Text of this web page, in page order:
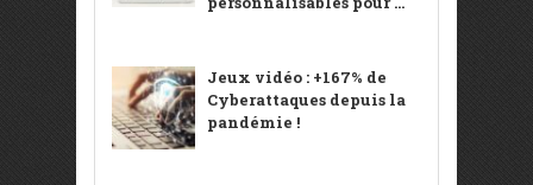
Jeux vidéo : +167% de
Cyberattaques depuis la
pandémie !